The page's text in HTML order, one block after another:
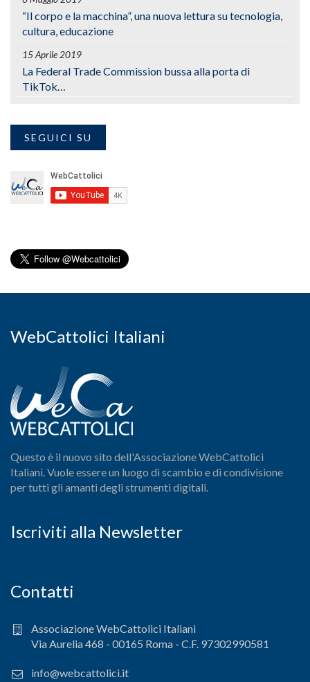
“Il corpo e la macchina”, una nuova lettura su tecnologia,
cultura, educazione
15 Aprile 2019
La Federal Trade Commission bussa alla porta di
TikTok…
SEGUICI SU
WebCattolici Italiani
Questo è il nuovo sito dell'Associazione WebCattolici
Italiani. Vuole essere un luogo di scambio e di condivisione
per tutti gli amanti degli strumenti digitali.
Iscriviti alla Newsletter
Contatti
Associazione WebCattolici Italiani
Via Aurelia 468 - 00165 Roma - C.F. 97302990581
info@webcattolici.it